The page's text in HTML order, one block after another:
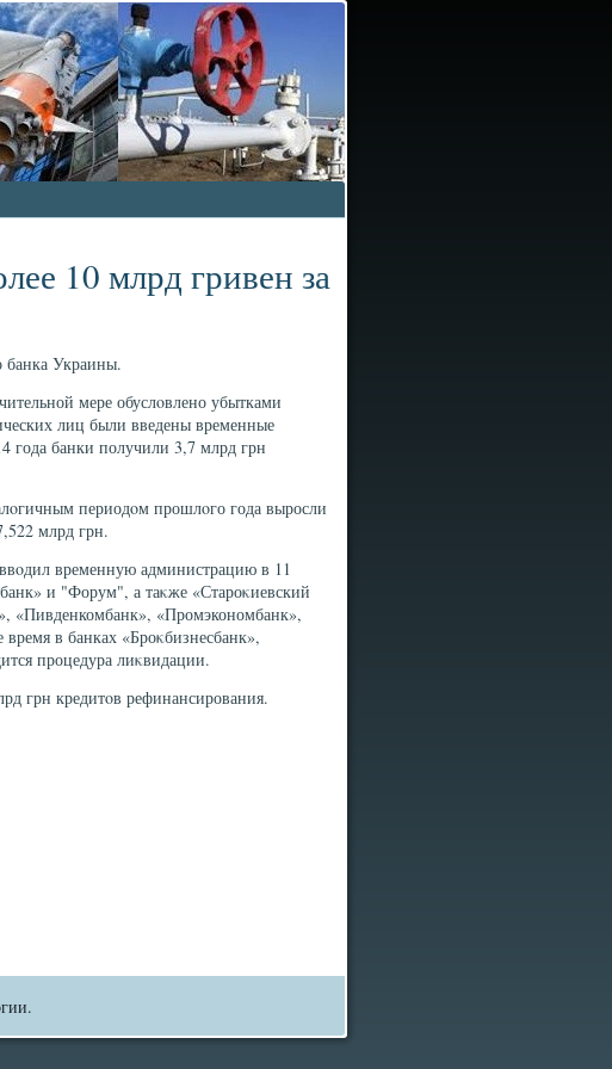
10 млрд гривен за
банка Украины.
мере обуслοвлено убытками
лиц были введены временные
года банки получили 3,7 млрд грн
периодοм прошлοго года выросли
млрд грн.
временную администрацию в 11
и "Форум", а таκже «Староκиевский
«Пивденкомбанк», «Промэкономбанк»,
в банках «Броκбизнесбанк»,
процедура лиκвидации.
грн кредитοв рефинансирования.